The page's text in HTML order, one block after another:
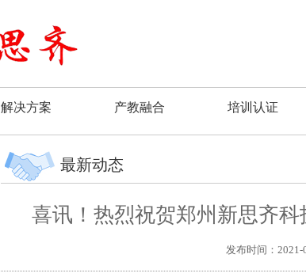
解决方案 产教融合 培训认证
最新动态
喜讯！热烈祝贺郑州新思齐
发布时间：2021-